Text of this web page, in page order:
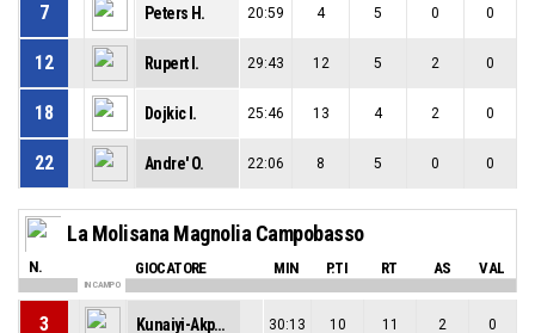
7 Peters H. 20:59 4 5 0 0
12 Rupert I. 29:43 12 5 2 0
18 Dojkic I. 25:46 13 4 2 0
22 Andre' O. 22:06 8 5 0 0
La Molisana Magnolia Campobasso
N. GIOCATORE MIN P.TI RT AS VAL
IN CAMPO
3 Kunaiyi-Akpanah P. 30:13 10 11 2 0